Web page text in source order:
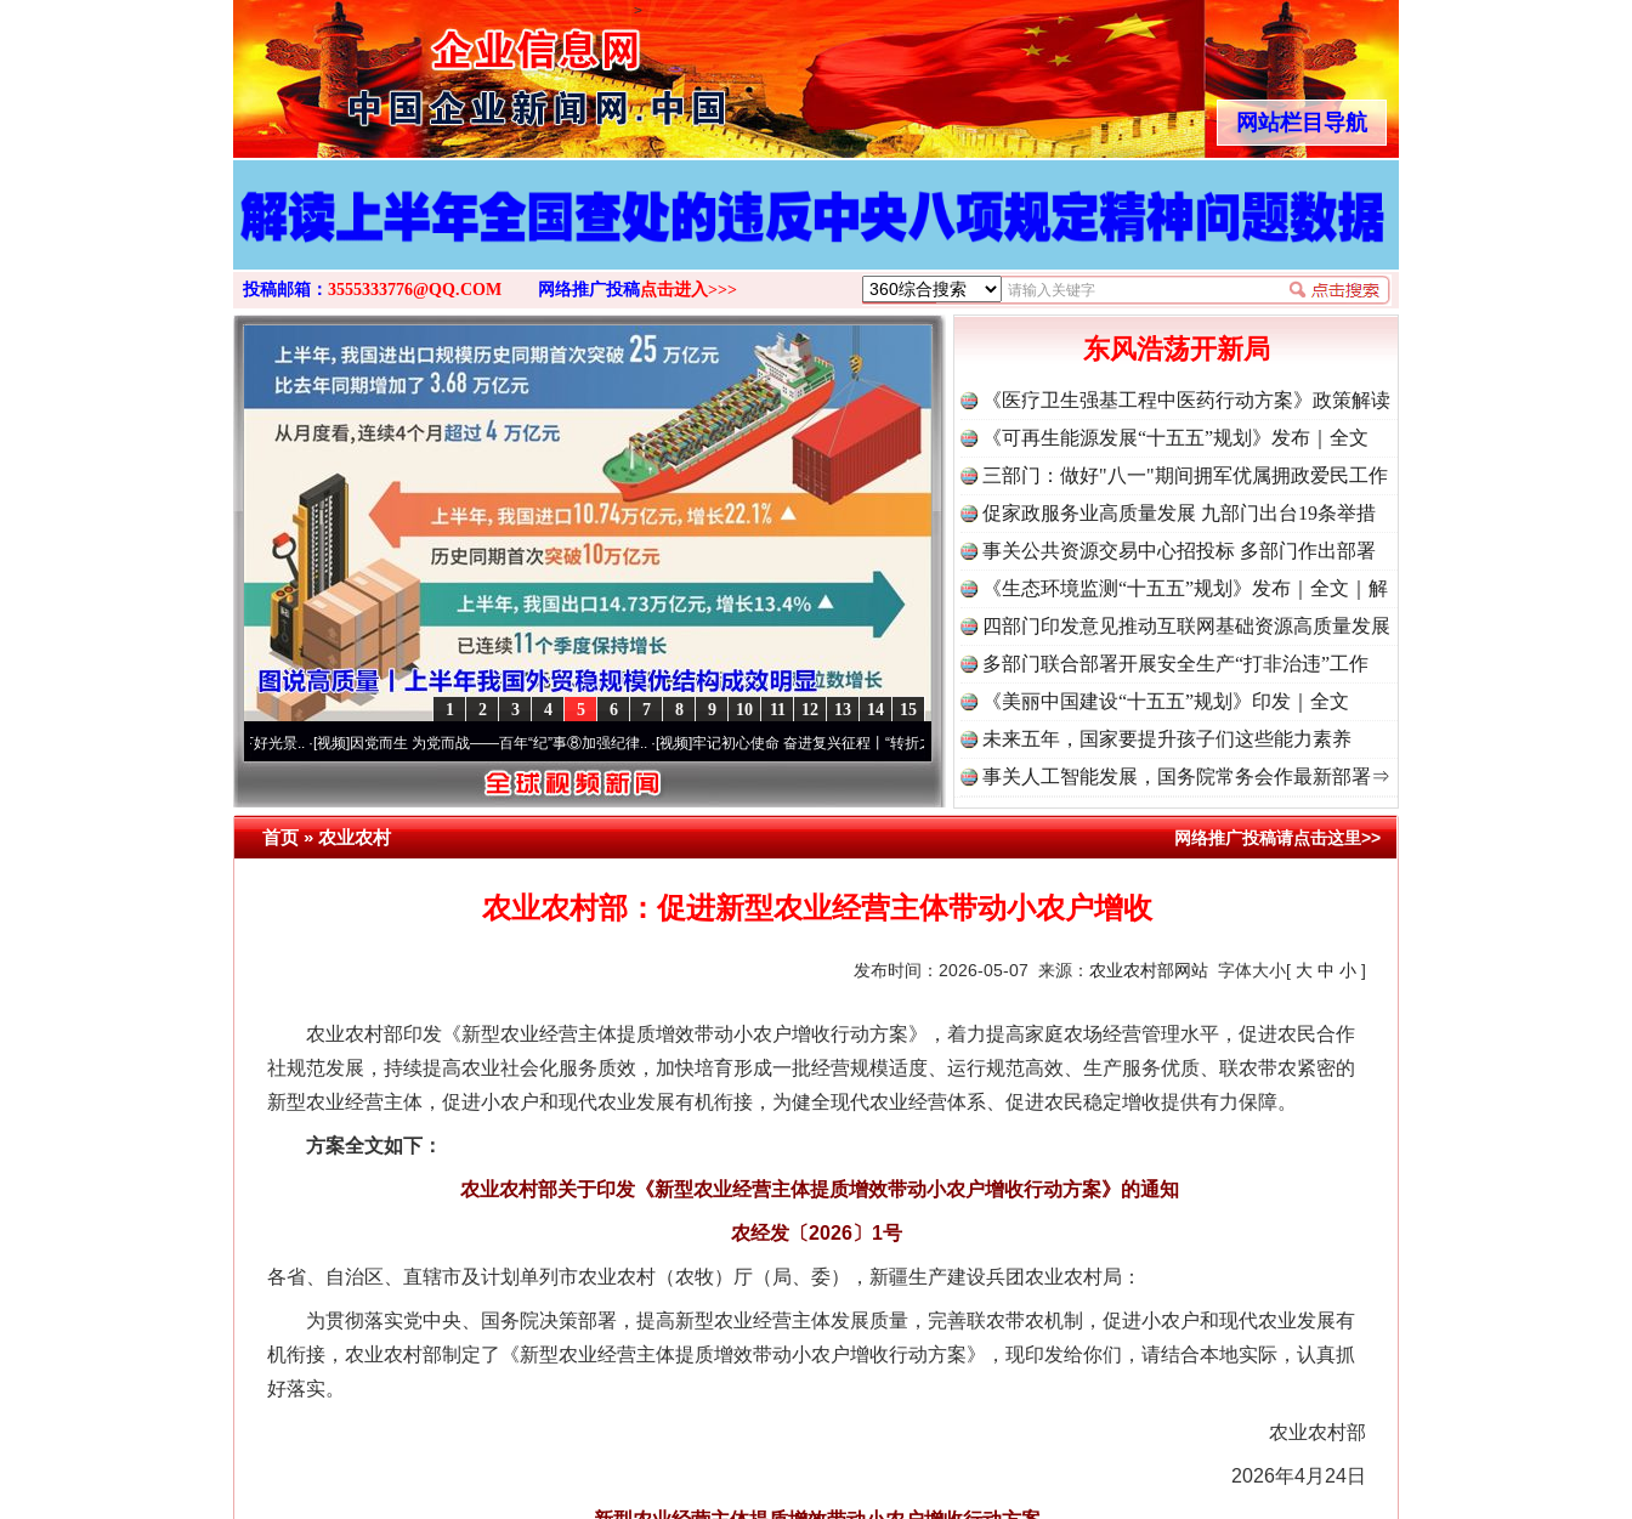
>
网站栏目导航
投稿邮箱： 3555333776@QQ.COM 网络推广投稿点击进入>>>
15
14
13
12
11
10
9
8
7
6
5
4
3
2
1
·[视频]因党而生 为党而战——百年“纪”事⑧加强纪律..·[视频]牢记初心使命 奋进复兴征程丨“转折之城”激荡..·[视频]牢记初心使命 奋进复兴征程丨红船起航处 潮起..·[视频]一首歌的时间，读懂乐至的“诗与远方”
东风浩荡开新局
《医疗卫生强基工程中医药行动方案》政策解读
《可再生能源发展“十五五”规划》发布｜全文
三部门：做好"八一"期间拥军优属拥政爱民工作
促家政服务业高质量发展 九部门出台19条举措
事关公共资源交易中心招投标 多部门作出部署
《生态环境监测“十五五”规划》发布｜全文｜解
读
四部门印发意见推动互联网基础资源高质量发展
多部门联合部署开展安全生产“打非治违”工作
《美丽中国建设“十五五”规划》印发｜全文
未来五年，国家要提升孩子们这些能力素养
事关人工智能发展，国务院常务会作最新部署⇒
首页»农业农村 网络推广投稿请点击这里>>
农业农村部：促进新型农业经营主体带动小农户增收
发布时间：2026-05-07 来源： 农业农村部网站 字体大小[ 大 中 小 ]
农业农村部印发《新型农业经营主体提质增效带动小农户增收行动方案》，着力提高家庭农场经营管理水平，促进农民合作
社规范发展，持续提高农业社会化服务质效，加快培育形成一批经营规模适度、运行规范高效、生产服务优质、联农带农紧密的
新型农业经营主体，促进小农户和现代农业发展有机衔接，为健全现代农业经营体系、促进农民稳定增收提供有力保障。
方案全文如下：
农业农村部关于印发《新型农业经营主体提质增效带动小农户增收行动方案》的通知
农经发〔2026〕1号
各省、自治区、直辖市及计划单列市农业农村（农牧）厅（局、委），新疆生产建设兵团农业农村局：
为贯彻落实党中央、国务院决策部署，提高新型农业经营主体发展质量，完善联农带农机制，促进小农户和现代农业发展有
机衔接，农业农村部制定了《新型农业经营主体提质增效带动小农户增收行动方案》，现印发给你们，请结合本地实际，认真抓
好落实。
农业农村部
2026年4月24日